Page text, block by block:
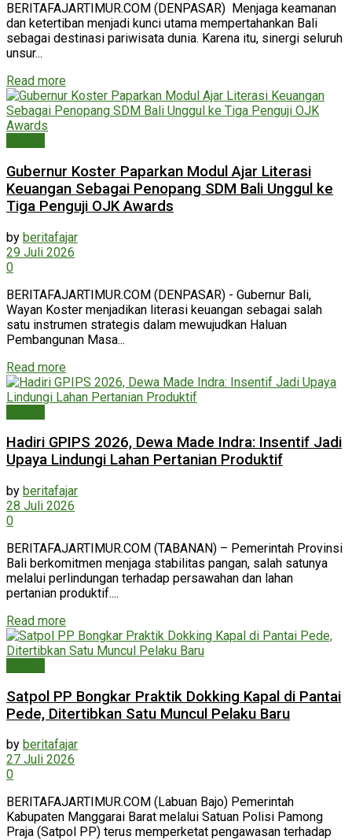
BERITAFAJARTIMUR.COM (DENPASAR) Menjaga keamanan
dan ketertiban menjadi kunci utama mempertahankan Bali
sebagai destinasi pariwisata dunia. Karena itu, sinergi seluruh
unsur...
Read more
Gubernur Koster Paparkan Modul Ajar Literasi
Keuangan Sebagai Penopang SDM Bali Unggul ke
Tiga Penguji OJK Awards
by beritafajar
29 Juli 2026
0
BERITAFAJARTIMUR.COM (DENPASAR) - Gubernur Bali,
Wayan Koster menjadikan literasi keuangan sebagai salah
satu instrumen strategis dalam mewujudkan Haluan
Pembangunan Masa...
Read more
Hadiri GPIPS 2026, Dewa Made Indra: Insentif Jadi
Upaya Lindungi Lahan Pertanian Produktif
by beritafajar
28 Juli 2026
0
BERITAFAJARTIMUR.COM (TABANAN) – Pemerintah Provinsi
Bali berkomitmen menjaga stabilitas pangan, salah satunya
melalui perlindungan terhadap persawahan dan lahan
pertanian produktif....
Read more
Satpol PP Bongkar Praktik Dokking Kapal di Pantai
Pede, Ditertibkan Satu Muncul Pelaku Baru
by beritafajar
27 Juli 2026
0
BERITAFAJARTIMUR.COM (Labuan Bajo) Pemerintah
Kabupaten Manggarai Barat melalui Satuan Polisi Pamong
Praja (Satpol PP) terus memperketat pengawasan terhadap